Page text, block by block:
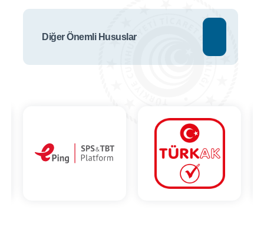
Diğer Önemli Hususlar